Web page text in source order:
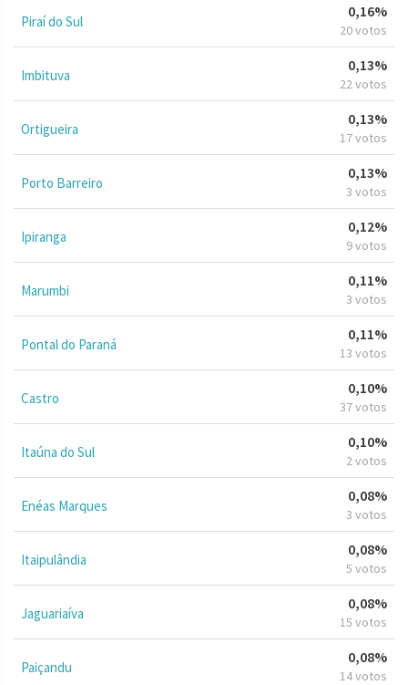
Piraí do Sul
0,16%
20 votos
Imbituva
0,13%
22 votos
Ortigueira
0,13%
17 votos
Porto Barreiro
0,13%
3 votos
Ipiranga
0,12%
9 votos
Marumbi
0,11%
3 votos
Pontal do Paraná
0,11%
13 votos
Castro
0,10%
37 votos
Itaúna do Sul
0,10%
2 votos
Enéas Marques
0,08%
3 votos
Itaipulândia
0,08%
5 votos
Jaguariaíva
0,08%
15 votos
Paiçandu
0,08%
14 votos